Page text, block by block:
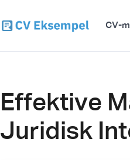
CV-
Effektive
Juridisk